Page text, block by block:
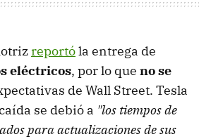
reportóla entrega de
eléctricos, por lo que no se
de Wall Street. Tesla
se debió a "los tiempos de
para actualizaciones de sus